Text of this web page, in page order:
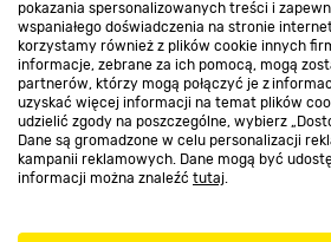
pokazania spersonalizowanych treści i
wspaniałego doświadczenia na stronie
korzystamy również z plików cookie innych
informacje, zebrane za ich pomocą, mogą
partnerów, którzy mogą połączyć je z
uzyskać więcej informacji na temat plików
udzielić zgody na poszczególne, wybierz
Dane są gromadzone w celu personalizacji
kampanii reklamowych. Dane mogą być
informacji można znaleźć tutaj.
Strefa biznesu
Dołącz do nas